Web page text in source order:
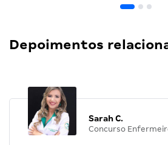
Depoimentos
Sarah C.
Concurso